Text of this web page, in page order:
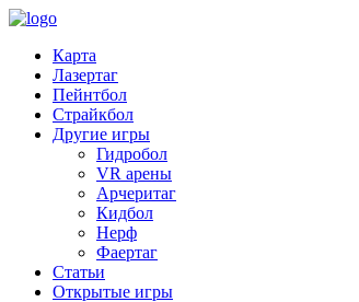
Карта
Лазертаг
Пейнтбол
Страйкбол
Другие игры
Гидробол
VR арены
Арчеритаг
Кидбол
Нерф
Фаертаг
Статьи
Открытые игры